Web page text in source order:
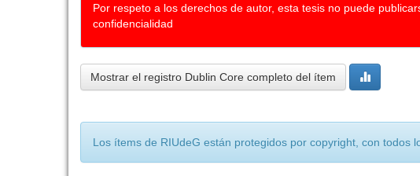
Por respeto a los derechos de autor, esta tesis no puede
confidencialidad
Mostrar el registro Dublin Core completo del ítem
Los ítems de RIUdeG están protegidos por copyright, con todos